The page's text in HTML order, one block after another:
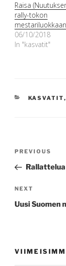
Raisa
rally-tokon
06/10/2018
In "kasvatit"
KASVATIT,
Previous
Post
PREVIOUS
Next
Post
NEXT
Uusi Suomen